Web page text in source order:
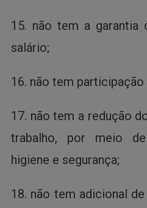
15. não tem a garantia
salário;
16. não tem participação
17. não tem a redução
trabalho, por meio
higiene e segurança;
18. não tem adicional